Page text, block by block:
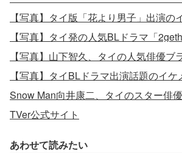
【写真】タイ版「花より男子」出演の
TVer公式サイト
あわせて読みたい